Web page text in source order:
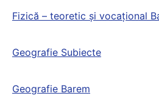
Fizică – teoretic și vocațional
Geografie Subiecte
Geografie Barem